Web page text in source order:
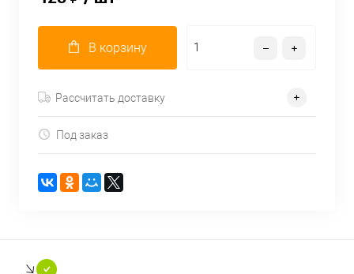
В корзину
Рассчитать доставку
Под заказ